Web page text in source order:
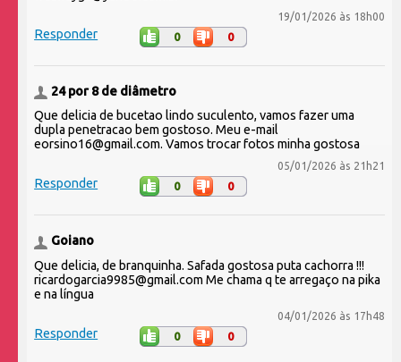
19/01/2026 às 18h00
Responder 0 0
24 por 8 de diâmetro
Que delicia de bucetao lindo suculento, vamos fazer uma
dupla penetracao bem gostoso. Meu e-mail
eorsino16@gmail.com. Vamos trocar fotos minha gostosa
05/01/2026 às 21h21
Responder 0 0
Goiano
Que delicia, de branquinha. Safada gostosa puta cachorra !!!
ricardogarcia9985@gmail.com Me chama q te arregaço na pika
e na língua
04/01/2026 às 17h48
Responder 0 0